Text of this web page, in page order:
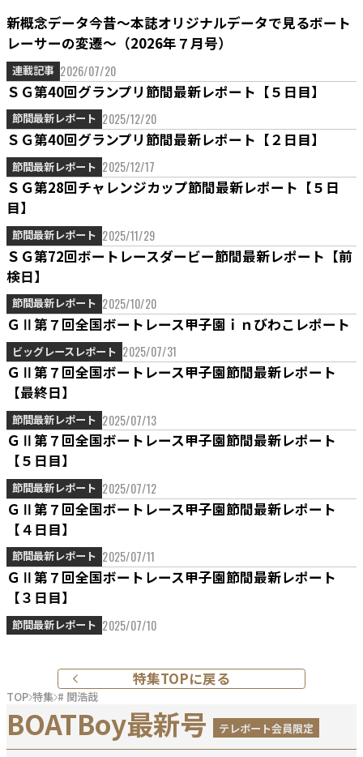
新概念データ今昔～本誌オリジナルデータで見るボート
レーサーの変遷～（2026年７月号）
連載記事 2026/07/20
ＳＧ第40回グランプリ節間最新レポート【５日目】
節間最新レポート 2025/12/20
ＳＧ第40回グランプリ節間最新レポート【２日目】
節間最新レポート 2025/12/17
ＳＧ第28回チャレンジカップ節間最新レポート【５日
目】
節間最新レポート 2025/11/29
ＳＧ第72回ボートレースダービー節間最新レポート【前
検日】
節間最新レポート 2025/10/20
ＧⅡ第７回全国ボートレース甲子園ｉｎびわこレポート
ビッグレースレポート 2025/07/31
ＧⅡ第７回全国ボートレース甲子園節間最新レポート
【最終日】
節間最新レポート 2025/07/13
ＧⅡ第７回全国ボートレース甲子園節間最新レポート
【５日目】
節間最新レポート 2025/07/12
ＧⅡ第７回全国ボートレース甲子園節間最新レポート
【４日目】
節間最新レポート 2025/07/11
ＧⅡ第７回全国ボートレース甲子園節間最新レポート
【３日目】
節間最新レポート 2025/07/10
特集TOPに戻る
TOP 特集 # 関浩哉
BOATBoy最新号 テレボート会員限定